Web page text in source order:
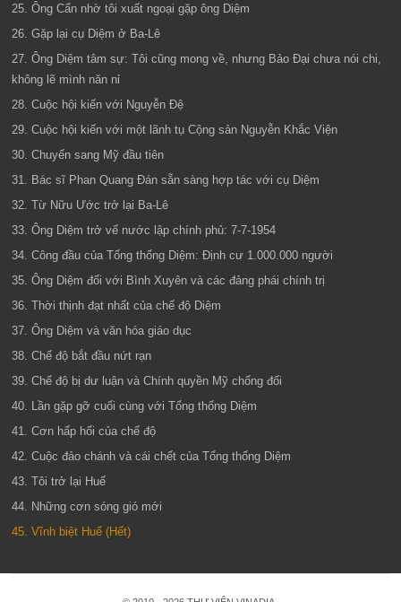
25. Ông Cẩn nhờ tôi xuất ngoại gặp ông Diệm
26. Gặp lại cụ Diệm ở Ba-Lê
27. Ông Diệm tâm sự: Tôi cũng mong về, nhưng Bảo Đại chưa nói chi,
không lẽ mình năn nỉ
28. Cuộc hội kiến với Nguyễn Đệ
29. Cuộc hội kiến với một lãnh tụ Cộng sản Nguyễn Khắc Viện
30. Chuyến sang Mỹ đầu tiên
31. Bác sĩ Phan Quang Đán sẵn sàng hợp tác với cụ Diệm
32. Từ Nữu Ước trở lại Ba-Lê
33. Ông Diệm trở vế nước lập chính phủ: 7-7-1954
34. Công đầu của Tổng thống Diệm: Định cư 1.000.000 người
35. Ông Diệm đối với Bình Xuyên và các đảng phái chính trị
36. Thời thịnh đạt nhất của chế độ Diệm
37. Ông Diệm và văn hóa giáo dục
38. Chế độ bắt đầu nứt rạn
39. Chế độ bị dư luận và Chính quyền Mỹ chống đối
40. Lần gặp gỡ cuối cùng với Tổng thống Diệm
41. Cơn hấp hối của chế độ
42. Cuộc đảo chánh và cái chết của Tổng thống Diệm
43. Tôi trở lại Huế
44. Những cơn sóng gió mới
45. Vĩnh biệt Huế (Hết)